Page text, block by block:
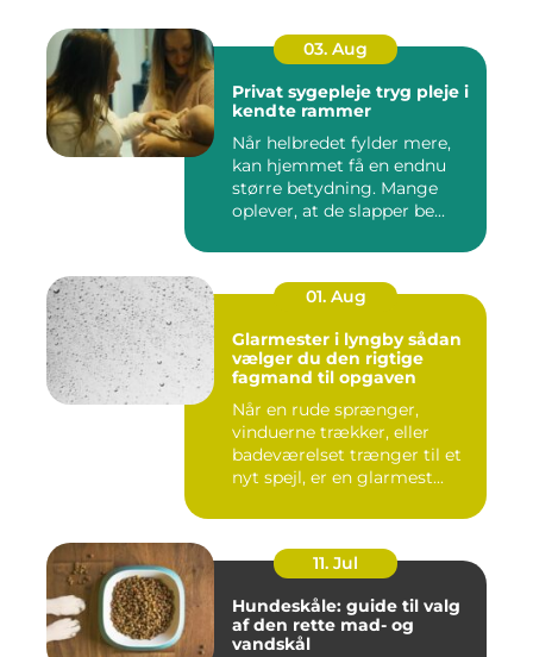
03. Aug
Privat sygepleje tryg pleje i
kendte rammer
Når helbredet fylder mere,
kan hjemmet få en endnu
større betydning. Mange
oplever, at de slapper be...
01. Aug
Glarmester i lyngby sådan
vælger du den rigtige
fagmand til opgaven
Når en rude sprænger,
vinduerne trækker, eller
badeværelset trænger til et
nyt spejl, er en glarmest...
11. Jul
Hundeskåle: guide til valg
af den rette mad- og
vandskål